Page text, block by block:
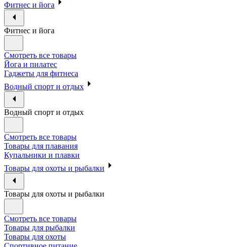
Фитнес и йога
Фитнес и йога
Смотреть все товары
Йога и пилатес
Гаджеты для фитнеса
Водный спорт и отдых
Водный спорт и отдых
Смотреть все товары
Товары для плавания
Купальники и плавки
Товары для охоты и рыбалки
Товары для охоты и рыбалки
Смотреть все товары
Товары для рыбалки
Товары для охоты